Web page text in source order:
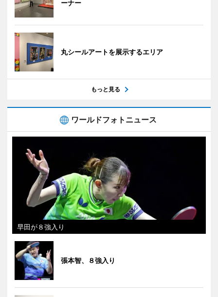
ーナー
丸シールアートを展示するエリア
もっと見る
ワールドフォトニュース
早田が８強入り
張本智、８強入り